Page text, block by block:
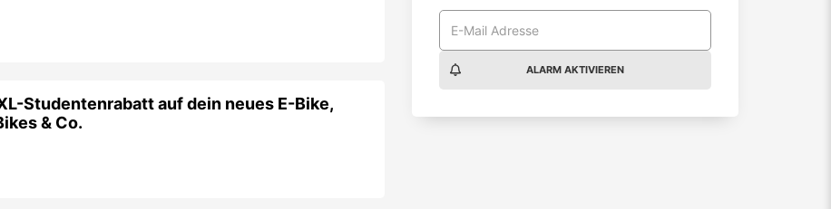
Studentenrabatt auf dein neues E-Bike,
& Co.
ALARM AKTIVIEREN